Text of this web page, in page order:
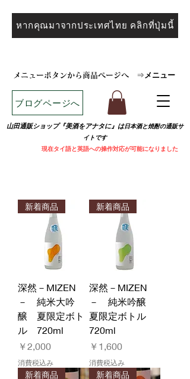
หากคุณมาจากประเทศไทย คลิกที่ปุ่มนี้
メニューボタンから商品ページへ ⇒ メニュー
ブログページへ
山田通販ショップ『美酒をアナタに』は日本酒と焼酎の通販サ
イトです
現在タイ語と英語への操作対応が可能になりました
新着商品
深然－MIZEN
－ 純米大吟
醸 夏限定ボト
ル 720ml
価格
￥2,000
消費税込み
新着商品
深然－MIZEN
－ 純米吟醸
夏限定ボトル
720ml
価格
￥1,600
消費税込み
新着商品 新着商品